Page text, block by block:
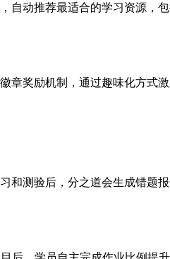
自动推荐最适合的学习资源，
章奖励机制，通过趣味化方式
和测验后，分之道会生成错题